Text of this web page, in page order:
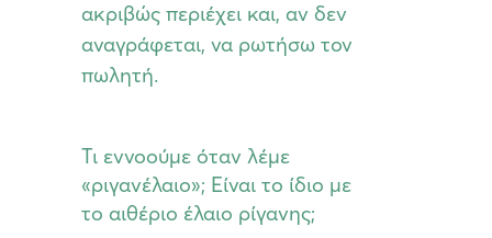
ακριβώς περιέχει και, αν δεν
αναγράφεται, να ρωτήσω τον
πωλητή.
Τι εννοούμε όταν λέμε
«ριγανέλαιο»; Είναι το ίδιο με
το αιθέριο έλαιο ρίγανης;